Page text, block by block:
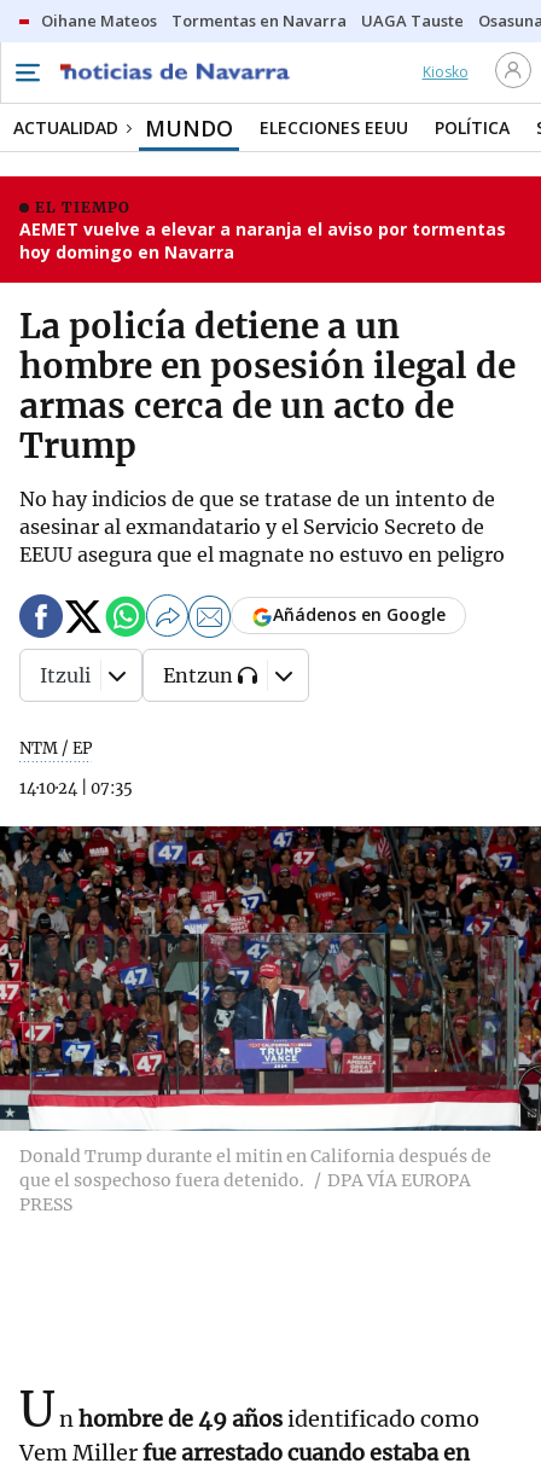
Oihane Mateos Tormentas en Navarra UAGA Tauste
Kiosko
ACTUALIDAD MUNDO ELECCIONES EEUU POLÍTICA
EL TIEMPO
AEMET vuelve a elevar a naranja el aviso por tormentas
hoy domingo en Navarra
La policía detiene a un
hombre en posesión ilegal de
armas cerca de un acto de
Trump
No hay indicios de que se tratase de un intento de
asesinar al exmandatario y el Servicio Secreto de
EEUU asegura que el magnate no estuvo en peligro
NTM / EP
14·10·24
07:35
Añádenos en Google
Itzuli Entzun
Donald Trump durante el mitin en California después de
que el sospechoso fuera detenido.
DPA VÍA EUROPA
PRESS
Unhombre de 49 añosidentificado como
Vem Millerfue arrestado cuando estaba en